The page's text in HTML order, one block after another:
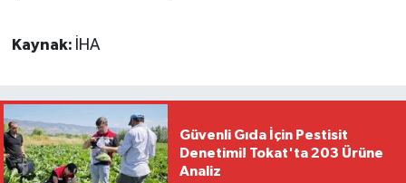
Kaynak: İHA
Güvenli Gıda İçin Pestisit
Denetimi! Tokat'ta 203 Ürüne
Analiz